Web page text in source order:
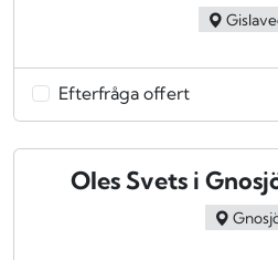
Efterfråga offert
Oles Svets i